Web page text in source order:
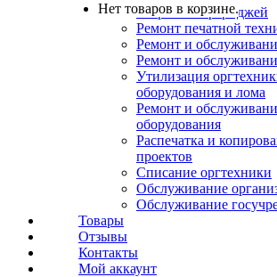
Нет товаров в корзине.
Заправка картриджей
Ремонт печатной
Ремонт и
Ремонт и
Утилизация
оборудования и лома
Ремонт и
оборудования
Распечатка и
проектов
Списание оргтехники
Обслуживание
Обслуживание
Товары
Отзывы
Контакты
Мой аккаунт